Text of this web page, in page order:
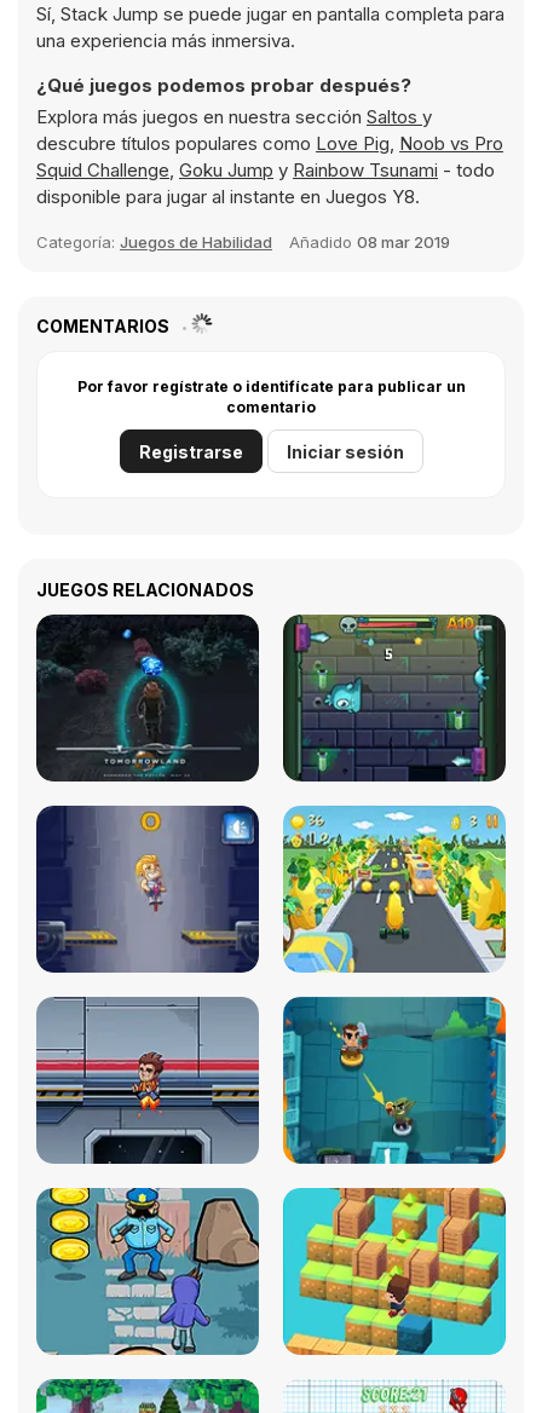
Sí, Stack Jump se puede jugar en pantalla completa para
una experiencia más inmersiva.
¿Qué juegos podemos probar después?
Explora más juegos en nuestra sección Saltos y
descubre títulos populares como Love Pig, Noob vs Pro
Squid Challenge, Goku Jump y Rainbow Tsunami - todo
disponible para jugar al instante en Juegos Y8.
Categoría: Juegos de Habilidad Añadido 08 mar 2019
COMENTARIOS
Por favor regístrate o identifícate para publicar un
comentario
Registrarse Iniciar sesión
JUEGOS RELACIONADOS